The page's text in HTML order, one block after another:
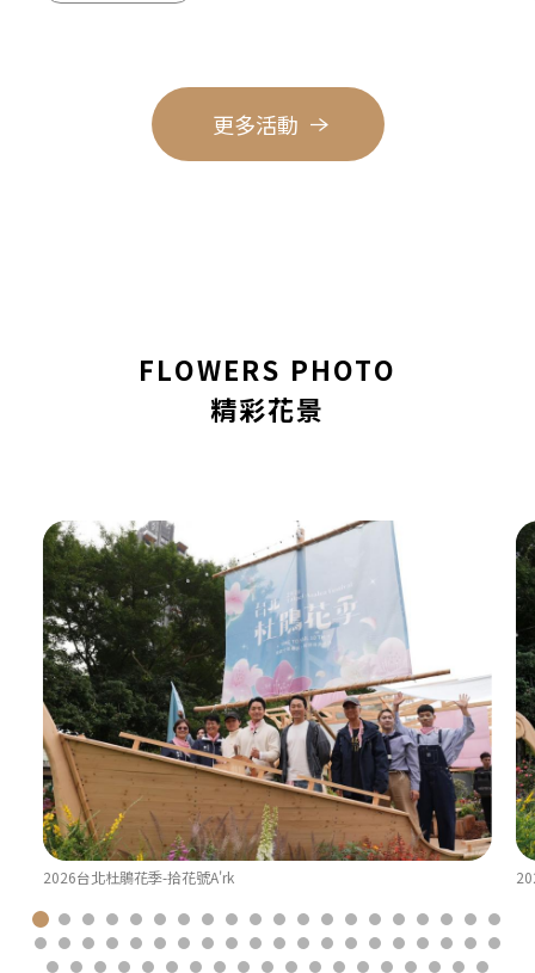
更多活動
FLOWERS PHOTO
精彩花景
2026台北杜鵑花季-拾花號A'rk